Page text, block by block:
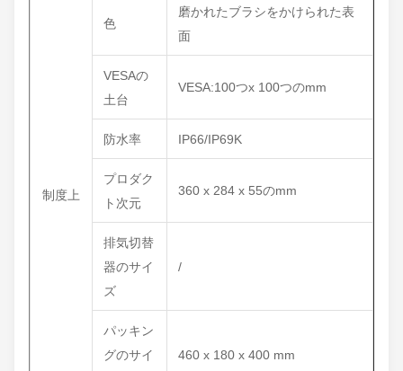
制度上
色
磨かれたブラシをかけられた表
面
VESAの
土台
VESA:100つx 100つのmm
防水率 IP66/IP69K
プロダク
ト次元
360 x 284 x 55のmm
排気切替
器のサイ
ズ
/
パッキン
グのサイ
460 x 180 x 400 mm